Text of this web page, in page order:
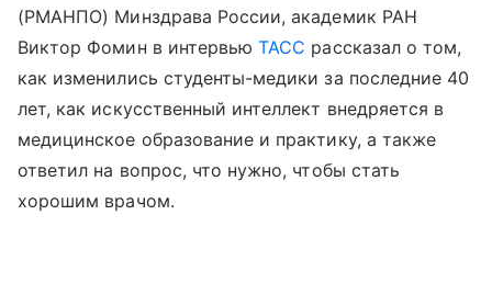
(РМАНПО) Минздрава России, академик РАН
Виктор Фомин в интервьюТАСС рассказал о том,
как изменились студенты-медики за последние 40
лет, как искусственный интеллект внедряется в
медицинское образование и практику, а также
ответил на вопрос, что нужно, чтобы стать
хорошим врачом.